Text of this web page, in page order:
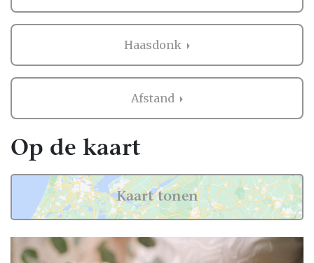
Haasdonk
Afstand
Op de kaart
Kaart tonen